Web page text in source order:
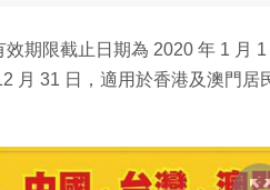
期限截止日期為 2020 年 1 月 1
月 31 日，適用於香港及澳門居